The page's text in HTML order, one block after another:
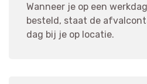
Wanneer je op een
besteld, staat de
dag bij je op locatie.